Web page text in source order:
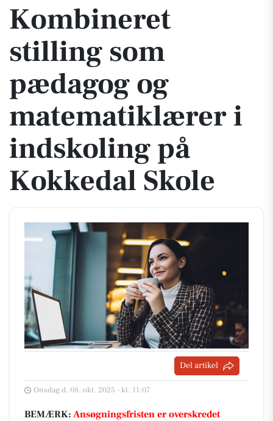
Kombineret
stilling som
pædagog og
matematiklærer i
indskoling på
Kokkedal Skole
Del artikel
Onsdag d. 08. okt. 2025 - kl. 11:07
BEMÆRK: Ansøgningsfristen er overskredet